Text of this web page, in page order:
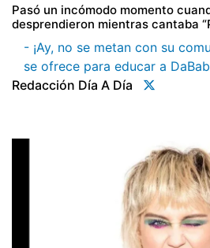
Pasó un incómodo momento
desprendieron mientras cantaba
- ¡Ay, no se metan con su
se ofrece para educar a
Redacción Día A Día